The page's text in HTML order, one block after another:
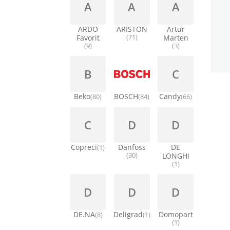
A
ARDO
Favorit
(9)
A
ARISTON
(71)
A
Artur
Marten
(3)
B
Beko(80) BOSCH(84)
C
Candy(66)
C
Copreci(1)
D
Danfoss
(30)
D
DE
LONGHI
(1)
D
DE.NA(8)
D
Deligrad(1)
D
Domopart
(1)